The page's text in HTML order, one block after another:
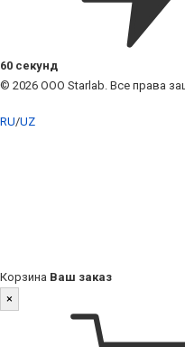
60 секунд
© 2026 ООО Starlab. Все права
RU/UZ
Корзина Ваш заказ
×